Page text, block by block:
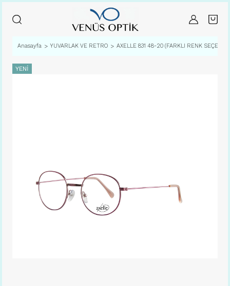
Anasayfa YUVARLAK VE RETRO AXELLE 831 48-20 (FARKLI RENK
YENİ